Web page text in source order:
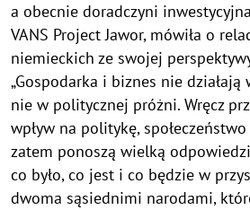
a obecnie doradczyni
VANS Project Jawor, mówiła o
niemieckich ze swojej
„Gospodarka i biznes nie
nie w politycznej próżni. Wręcz
wpływ na politykę,
zatem ponoszą wielką
co było, co jest i co będzie w
dwoma sąsiednimi narodami,